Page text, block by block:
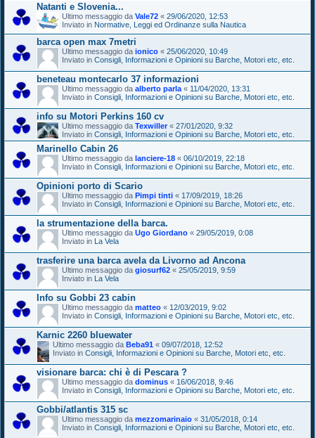
Natanti e Slovenia...
Ultimo messaggio da Vale72 « 29/06/2020, 12:53
Inviato in Normative, Leggi ed Ordinanze sulla Nautica
barca open max 7metri
Ultimo messaggio da ionico « 25/06/2020, 10:49
Inviato in Consigli, Informazioni e Opinioni su Barche, Motori etc, etc.
beneteau montecarlo 37 informazioni
Ultimo messaggio da alberto parla « 11/04/2020, 13:31
Inviato in Consigli, Informazioni e Opinioni su Barche, Motori etc, etc.
info su Motori Perkins 160 cv
Ultimo messaggio da Texwiller« 27/01/2020, 9:32
Inviato in Consigli, Informazioni e Opinioni su Barche, Motori etc, etc.
Marinello Cabin 26
Ultimo messaggio da lanciere-18 « 06/10/2019, 22:18
Inviato in Consigli, Informazioni e Opinioni su Barche, Motori etc, etc.
Opinioni porto di Scario
Ultimo messaggio da Pimpi tinti « 17/09/2019, 18:26
Inviato in Consigli, Informazioni e Opinioni su Barche, Motori etc, etc.
la strumentazione della barca.
Ultimo messaggio da Ugo Giordano « 29/05/2019, 0:08
Inviato in La Vela
trasferire una barca avela da Livorno ad Ancona
Ultimo messaggio da giosurf62 « 25/05/2019, 9:59
Inviato in La Vela
Info su Gobbi 23 cabin
Ultimo messaggio da matteo « 12/03/2019, 9:02
Inviato in Consigli, Informazioni e Opinioni su Barche, Motori etc, etc.
Karnic 2260 bluewater
Ultimo messaggio da Beba91 « 09/07/2018, 12:52
Inviato in Consigli, Informazioni e Opinioni su Barche, Motori etc, etc.
visionare barca: chi è di Pescara ?
Ultimo messaggio da dominus « 16/06/2018, 9:46
Inviato in Consigli, Informazioni e Opinioni su Barche, Motori etc, etc.
Gobbi/atlantis 315 sc
Ultimo messaggio da mezzomarinaio « 31/05/2018, 0:14
Inviato in Consigli, Informazioni e Opinioni su Barche, Motori etc, etc.